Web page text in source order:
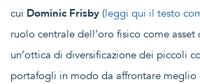
cui Dominic Frisby (leggi qui il testo
ruolo centrale dell’oro fisico come
un’ottica di diversificazione dei piccoli
portafogli in modo da affrontare